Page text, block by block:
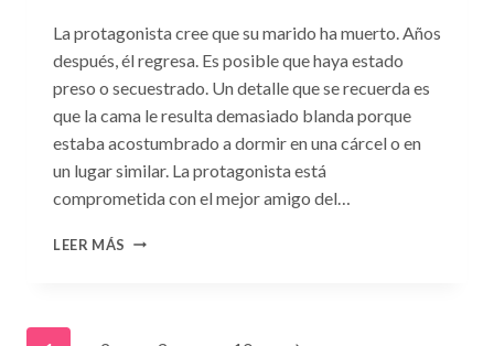
La protagonista cree que su marido ha muerto. Años
después, él regresa. Es posible que haya estado
preso o secuestrado. Un detalle que se recuerda es
que la cama le resulta demasiado blanda porque
estaba acostumbrado a dormir en una cárcel o en
un lugar similar. La protagonista está
comprometida con el mejor amigo del…
LEER MÁS CONSULTA